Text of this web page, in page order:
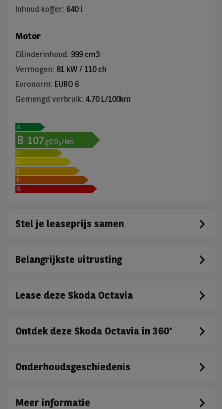
Inhoud koffer: 640 l
Motor
Cilinderinhoud: 999 cm3
Vermogen: 81 kW / 110 ch
Euronorm: EURO 6
Gemengd verbruik: 4.70 L/100km
A
B 107gCO2/km
C
D
E
F
G
Stel je leaseprijs samen
Belangrijkste uitrusting
Lease deze Skoda Octavia
Ontdek deze Skoda Octavia in 360°
Onderhoudsgeschiedenis
Meer informatie